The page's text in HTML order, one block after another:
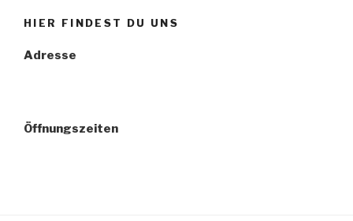
HIER FINDEST DU UNS
Adresse
Öffnungszeiten